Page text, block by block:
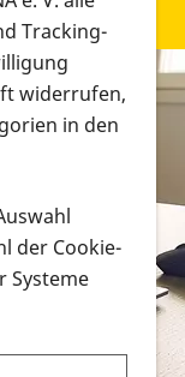
Tracking-
widerrufen,
in den
der Cookie-
Systeme